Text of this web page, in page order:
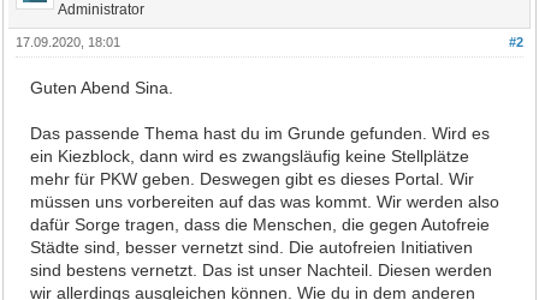
Administrator
#2
17.09.2020, 18:01
Guten Abend Sina.
Das passende Thema hast du im Grunde gefunden. Wird es
ein Kiezblock, dann wird es zwangsläufig keine Stellplätze
mehr für PKW geben. Deswegen gibt es dieses Portal. Wir
müssen uns vorbereiten auf das was kommt. Wir werden also
dafür Sorge tragen, dass die Menschen, die gegen Autofreie
Städte sind, besser vernetzt sind. Die autofreien Initiativen
sind bestens vernetzt. Das ist unser Nachteil. Diesen werden
wir allerdings ausgleichen können. Wie du in dem anderen